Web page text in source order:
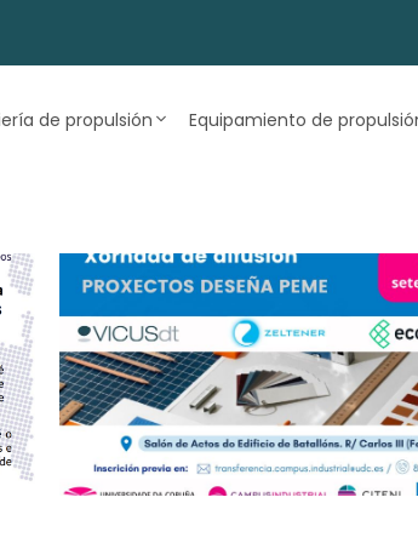
de propulsión Equipamiento de